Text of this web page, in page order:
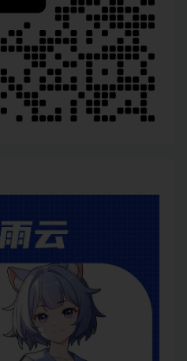
eBPF BCC 实战
通过 eBPF+Beyla 实现零侵入
借助 eBPF、Cilium、Hubble 实现
借助 eBPF+Flaco 实时监测 K8s
eBPF零侵入可观测性开发实战.pdf
高性能推理技术方案/
一：LLM 并发高性能推理技术方案
1视频
二1
二2